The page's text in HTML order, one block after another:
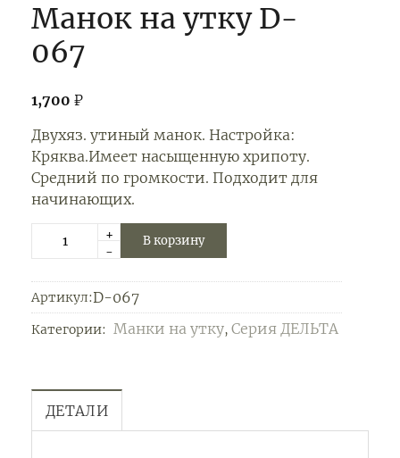
Манок на утку D-
067
1,700 ₽
Двухяз. утиный манок. Настройка:
Кряква.Имеет насыщенную хрипоту.
Средний по громкости. Подходит для
начинающих.
+
-
В корзину
Артикул:D-067
Категории: Манки на утку, Серия ДЕЛЬТА
ДЕТАЛИ